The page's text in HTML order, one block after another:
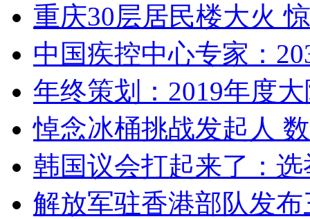
重庆30层居民楼大火
中国疾控中心专家：
年终策划：2019年度
悼念冰桶挑战发起人
韩国议会打起来了：
解放军驻香港部队发